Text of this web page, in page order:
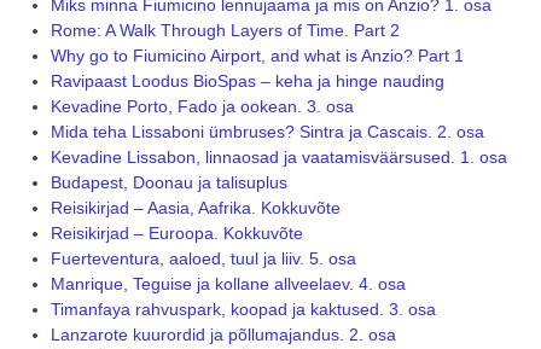
Miks minna Fiumicino lennujaama ja mis on Anzio? 1. osa
Rome: A Walk Through Layers of Time. Part 2
Why go to Fiumicino Airport, and what is Anzio? Part 1
Ravipaast Loodus BioSpas – keha ja hinge nauding
Kevadine Porto, Fado ja ookean. 3. osa
Mida teha Lissaboni ümbruses? Sintra ja Cascais. 2. osa
Kevadine Lissabon, linnaosad ja vaatamisväärsused. 1. osa
Budapest, Doonau ja talisuplus
Reisikirjad – Aasia, Aafrika. Kokkuvõte
Reisikirjad – Euroopa. Kokkuvõte
Fuerteventura, aaloed, tuul ja liiv. 5. osa
Manrique, Teguise ja kollane allveelaev. 4. osa
Timanfaya rahvuspark, koopad ja kaktused. 3. osa
Lanzarote kuurordid ja põllumajandus. 2. osa